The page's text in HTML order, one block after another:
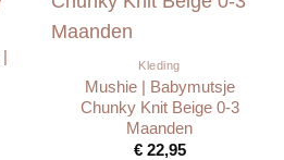
Kleding
Mushie | Babymutsje
Chunky Knit Beige 0-3
Maanden
€22,95